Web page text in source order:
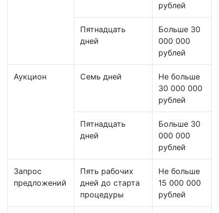
рублей
Пятнадцать
дней
Больше 30
000 000
рублей
Аукцион Семь дней
Не больше
30 000 000
рублей
Пятнадцать
дней
Больше 30
000 000
рублей
Запрос
предложений
Пять рабочих
дней до старта
процедуры
Не больше
15 000 000
рублей